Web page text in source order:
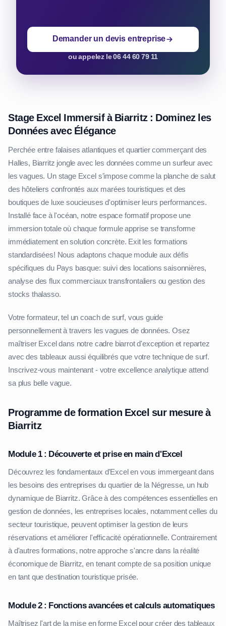
Demander un devis entreprise
ou appelez le 06 44 60 79 11
Stage Excel Immersif à Biarritz : Dominez les
Données avec Élégance
Perchée entre falaises atlantiques et quartier commerçant des
Halles, Biarritz jongle avec les données comme un surfeur avec
les vagues. Un stage Excel s'impose comme la planche de salut
des hôteliers confrontés aux marées touristiques et des
boutiques de luxe soucieuses d'optimiser leurs performances.
Installé face à l'océan, notre espace formatif propose une
immersion totale où chaque formule apprise se transforme
immédiatement en solution concrète. Exit les formations
standardisées! Nous adaptons chaque module aux défis
spécifiques du Pays basque: suivi des locations saisonnières,
analyse des flux commerciaux transfrontaliers ou gestion des
stocks thalasso.
Votre formateur, tel un coach de surf, vous guide
personnellement à travers les vagues de données. Osez
maîtriser Excel dans notre cadre biarrot d'exception et repartez
avec des tableaux aussi équilibrés que votre technique de surf.
Inscrivez-vous maintenant - votre excellence analytique attend
sa plus belle vague.
Programme de formation Excel sur mesure à
Biarritz
Module 1 : Découverte et prise en main d'Excel
Découvrez les fondamentaux d'Excel en vous immergeant dans
les besoins des entreprises du quartier de la Négresse, un hub
dynamique de Biarritz. Grâce à des compétences essentielles en
gestion de données, les entreprises locales, notamment celles du
secteur touristique, peuvent optimiser la gestion de leurs
réservations et améliorer l'efficacité opérationnelle. Contrairement
à d'autres formations, notre approche s'ancre dans la réalité
économique de Biarritz, en tenant compte de sa position unique
en tant que destination touristique prisée.
Module 2 : Fonctions avancées et calculs automatiques
Maîtrisez l'art de la mise en forme Excel pour créer des tableaux